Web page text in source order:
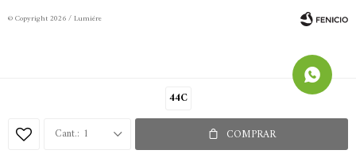
44C
1
COMPRAR
© Copyright 2026 / Lumiére